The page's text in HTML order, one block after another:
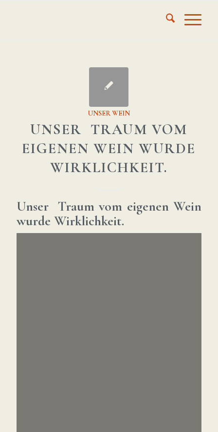
UNSER WEIN
UNSER TRAUM VOM
EIGENEN WEIN WURDE
WIRKLICHKEIT.
Unser Traum vom eigenen Wein
wurde Wirklichkeit.